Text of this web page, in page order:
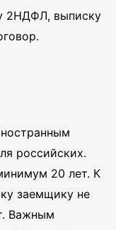
2НДФЛ, выписку
российских.
20 лет. К
заемщику не
Важным